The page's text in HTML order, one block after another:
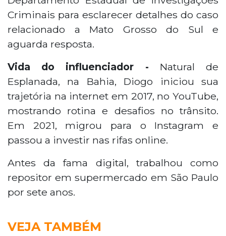
Criminais para esclarecer detalhes do caso
relacionado a Mato Grosso do Sul e
aguarda resposta.
Vida do influenciador - Natural de
Esplanada, na Bahia, Diogo iniciou sua
trajetória na internet em 2017, no YouTube,
mostrando rotina e desafios no trânsito.
Em 2021, migrou para o Instagram e
passou a investir nas rifas online.
Antes da fama digital, trabalhou como
repositor em supermercado em São Paulo
por sete anos.
VEJA TAMBÉM